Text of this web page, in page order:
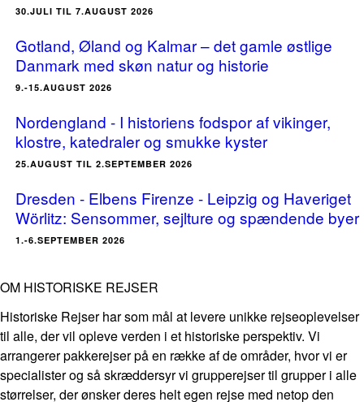
30.JULI TIL 7.AUGUST 2026
Gotland, Øland og Kalmar – det gamle østlige
Danmark med skøn natur og historie
9.-15.AUGUST 2026
Nordengland - I historiens fodspor af vikinger,
klostre, katedraler og smukke kyster
25.AUGUST TIL 2.SEPTEMBER 2026
Dresden - Elbens Firenze - Leipzig og Haveriget
Wörlitz: Sensommer, sejlture og spændende byer
1.-6.SEPTEMBER 2026
OM HISTORISKE REJSER
Historiske Rejser har som mål at levere unikke rejseoplevelser
til alle, der vil opleve verden i et historiske perspektiv. Vi
arrangerer pakkerejser på en række af de områder, hvor vi er
specialister og så skræddersyr vi grupperejser til grupper i alle
størrelser, der ønsker deres helt egen rejse med netop den